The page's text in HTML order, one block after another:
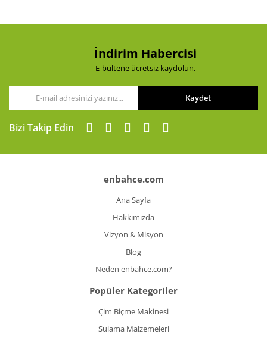
İndirim Habercisi
E-bültene ücretsiz kaydolun.
Kaydet
Bizi Takip Edin
enbahce.com
Ana Sayfa
Hakkımızda
Vizyon & Misyon
Blog
Neden enbahce.com?
Popüler Kategoriler
Çim Biçme Makinesi
Sulama Malzemeleri